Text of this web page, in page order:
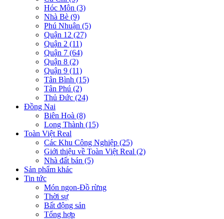
Hóc Môn (3)
Nhà Bè (9)
Phú Nhuận (5)
Quận 12 (27)
Quận 2 (11)
Quận 7 (64)
Quận 8 (2)
Quận 9 (11)
Tân Bình (15)
Tân Phú (2)
Thủ Đức (24)
Đồng Nai
Biên Hoà (8)
Long Thành (15)
Toàn Việt Real
Các Khu Công Nghiệp (25)
Giới thiệu về Toàn Việt Real (2)
Nhà đất bán (5)
Sản phẩm khác
Tin tức
Món ngon-Đồ rừng
Thời sự
Bất động sản
Tổng hợp